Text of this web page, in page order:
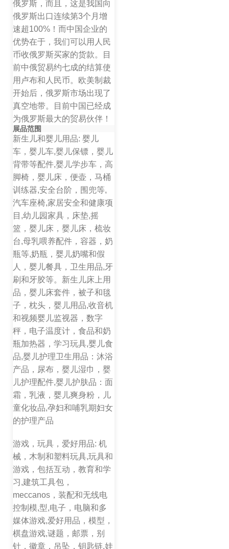
俄罗斯，而且，这是我国向
俄罗斯出口连续第3个月增
速超100%！而中国企业的
优势在于，我们可以用人民
币收俄罗斯买家的货款。目
前中俄贸易约七成的结算使
用卢布和人民币。欧美制裁
开始后，俄罗斯市场出现了
真空地带。目前中国已经成
为俄罗斯最大的贸易伙伴！
展品范围
新生儿和婴儿用品: 婴儿
车，婴儿车,婴儿保镖，婴儿
背带等配件,婴儿学步车，高
脚椅，婴儿床，便壶，马桶
训练器,安全台阶，围兜等,
汽车座椅,家居安全和健康项
目,幼儿园家具，床垫,摇
篮，婴儿床，婴儿床，梳妆
台,母乳喂养配件，容器，奶
瓶等,奶瓶，婴儿奶嘴和假
人，婴儿餐具，卫生用品,牙
刷和牙胶等。新生儿床上用
品，婴儿床套件，被子和毯
子，枕头，婴儿用品,收音机
和视频婴儿监视器，数字
秤，电子温度计，食品和奶
瓶加热器，学习玩具,婴儿食
品,婴儿护理卫生用品：沐浴
产品，尿布，婴儿湿巾，婴
儿护理配件,婴儿护肤品：面
霜，乳液，婴儿爽身粉，儿
童化妆品,孕妇和哺乳期妇女
的护理产品
游戏，玩具，爱好用品: 机
械，木制和塑料玩具,玩具和
游戏，包括互动，教育和学
习,建筑工具包，
meccanos，装配和无线电
控制模,型,电子，电脑和多
媒体游戏,爱好用品，模型，
棋盘游戏,谜题，邮票，别
针，徽章，吊坠，钥匙链,娃